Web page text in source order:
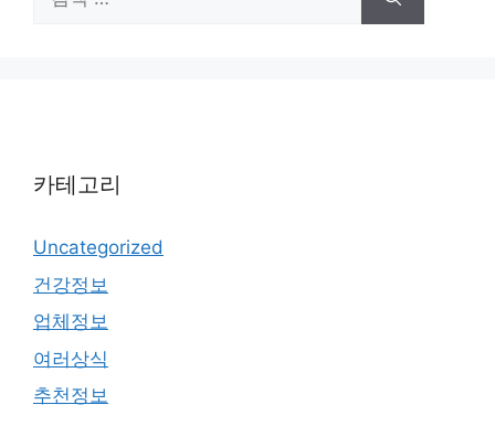
색:
카테고리
Uncategorized
건강정보
업체정보
여러상식
추천정보